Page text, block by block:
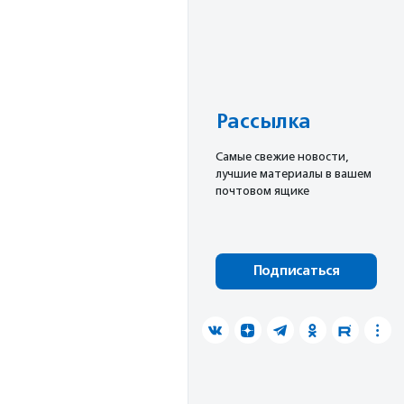
Рассылка
Cамые свежие новости,
лучшие материалы в вашем
почтовом ящике
Подписаться